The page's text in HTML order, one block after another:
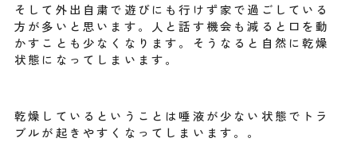
そして外出自粛で遊びにも行けず家で過ごしている
方が多いと思います。人と話す機会も減ると口を動
かすことも少なくなります。そうなると自然に乾燥
状態になってしまいます。
乾燥しているということは唾液が少ない状態でトラ
ブルが起きやすくなってしまいます。。